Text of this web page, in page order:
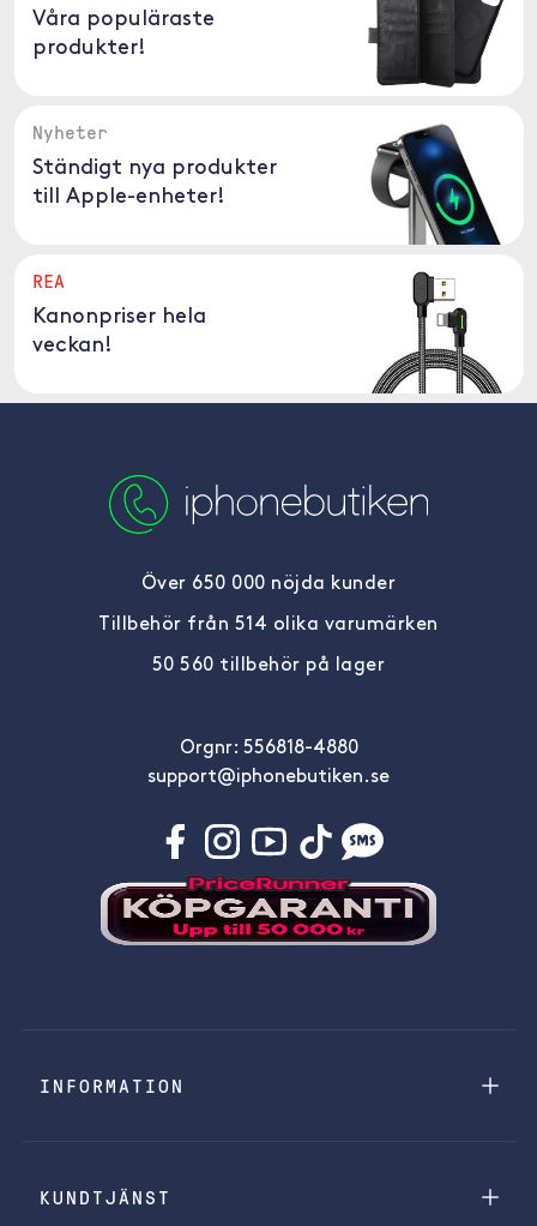
Våra populäraste
produkter!
Nyheter
Ständigt nya produkter
till Apple-enheter!
REA
Kanonpriser hela
veckan!
Över 650 000 nöjda kunder
Tillbehör från 514 olika varumärken
50 560 tillbehör på lager
Orgnr: 556818-4880
support@iphonebutiken.se
INFORMATION
KUNDTJÄNST